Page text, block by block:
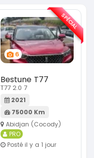
6
Bestune T77
T77 2.0 7
2021
75000 Km
Abidjan (Cocody)
PRO
Posté il y a 1 jour
SPÉCIAL